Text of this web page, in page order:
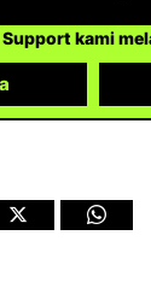
Support kami